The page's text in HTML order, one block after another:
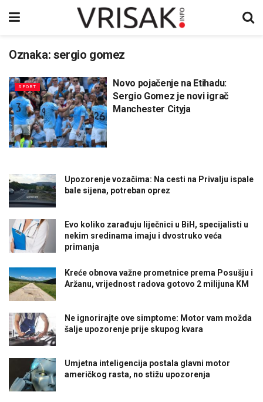
Oznaka: sergio gomez
SPORT
Novo pojačenje na Etihadu:
Sergio Gomez je novi igrač
Manchester Cityja
Upozorenje vozačima: Na cesti na Privalju ispale
bale sijena, potreban oprez
Evo koliko zarađuju liječnici u BiH, specijalisti u
nekim sredinama imaju i dvostruko veća
primanja
Kreće obnova važne prometnice prema Posušju i
Aržanu, vrijednost radova gotovo 2 milijuna KM
Ne ignorirajte ove simptome: Motor vam možda
šalje upozorenje prije skupog kvara
Umjetna inteligencija postala glavni motor
američkog rasta, no stižu upozorenja